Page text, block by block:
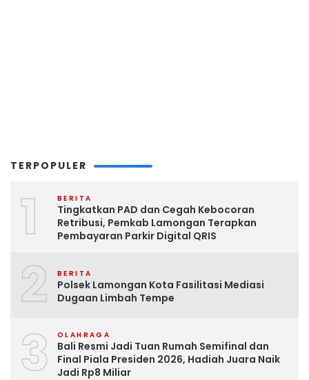
TERPOPULER
1 BERITA
Tingkatkan PAD dan Cegah Kebocoran
Retribusi, Pemkab Lamongan Terapkan
Pembayaran Parkir Digital QRIS
2 BERITA
Polsek Lamongan Kota Fasilitasi Mediasi
Dugaan Limbah Tempe
3 OLAHRAGA
Bali Resmi Jadi Tuan Rumah Semifinal dan
Final Piala Presiden 2026, Hadiah Juara Naik
Jadi Rp8 Miliar